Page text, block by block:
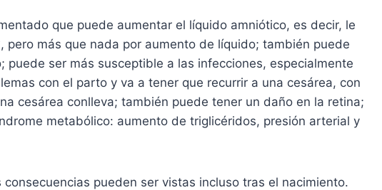
que puede aumentar el líquido amniótico, es decir, le
pero más que nada por aumento de líquido; también puede
puede ser más susceptible a las infecciones, especialmente
con el parto y va a tener que recurrir a una cesárea, con
cesárea conlleva; también puede tener un daño en la retina;
metabólico: aumento de triglicéridos, presión arterial y
pueden ser vistas incluso tras el nacimiento.